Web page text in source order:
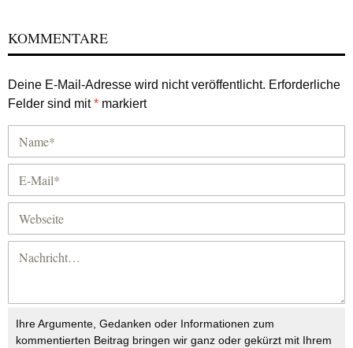
KOMMENTARE
Deine E-Mail-Adresse wird nicht veröffentlicht. Erforderliche
Felder sind mit* markiert
Ihre Argumente, Gedanken oder Informationen zum
kommentierten Beitrag bringen wir ganz oder gekürzt mit Ihrem